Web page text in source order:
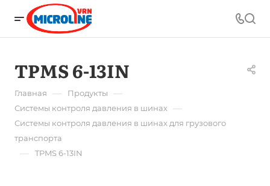
TPMS 6-13IN
Главная — Продукты —
Системы контроля давления в шинах —
Системы контроля давления в шинах для грузового
транспорта
— TPMS 6-13IN